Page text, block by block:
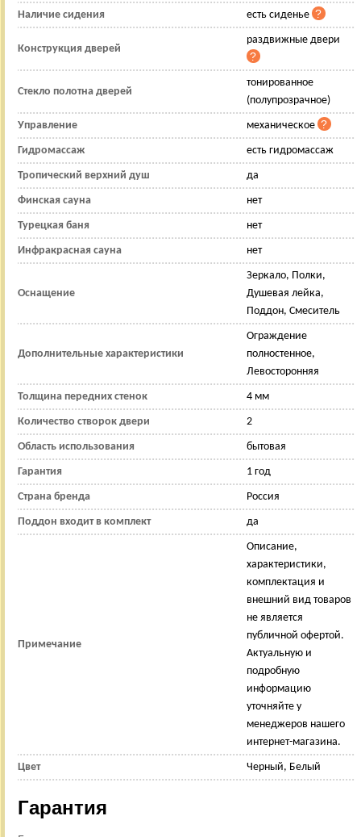
Наличие сидения есть сиденье
Конструкция дверей
раздвижные двери
Стекло полотна дверей
тонированное
(полупрозрачное)
Управление механическое
Гидромассаж есть гидромассаж
Тропический верхний душ да
Финская сауна нет
Турецкая баня нет
Инфракрасная сауна нет
Оснащение
Зеркало, Полки,
Душевая лейка,
Поддон, Смеситель
Дополнительные характеристики
Ограждение
полностенное,
Левосторонняя
Толщина передних стенок 4 мм
Количество створок двери 2
Область использования бытовая
Гарантия 1 год
Страна бренда Россия
Поддон входит в комплект да
Примечание
Описание,
характеристики,
комплектация и
внешний вид товаров
не является
публичной офертой.
Актуальную и
подробную
информацию
уточняйте у
менеджеров нашего
интернет-магазина.
Цвет Черный, Белый
Гарантия